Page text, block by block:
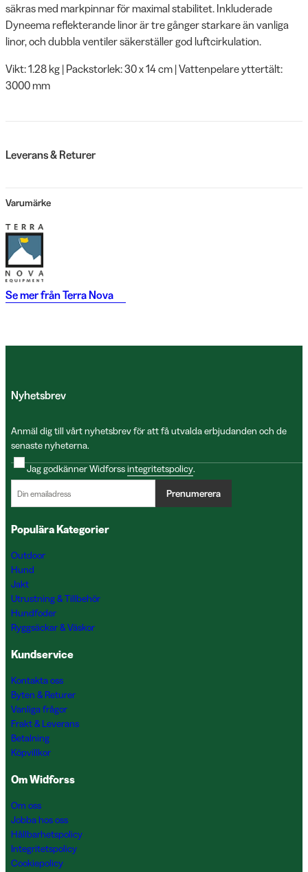
säkras med markpinnar för maximal stabilitet. Inkluderade
Dyneema reflekterande linor är tre gånger starkare än vanliga
linor, och dubbla ventiler säkerställer god luftcirkulation.
Vikt: 1.28 kg | Packstorlek: 30 x 14 cm | Vattenpelare yttertält:
3000 mm
Leverans & Returer
Varumärke
Se mer frånTerra Nova
Nyhetsbrev
Anmäl dig till vårt nyhetsbrev för att få utvalda erbjudanden och de
senaste nyheterna.
Jag godkänner Widforssintegritetspolicy.
Prenumerera
Populära Kategorier
Outdoor
Hund
Jakt
Utrustning & Tillbehör
Hundfoder
Ryggsäckar & Väskor
Kundservice
Kontakta oss
Byten & Returer
Vanliga frågor
Frakt & Leverans
Betalning
Köpvillkor
Om Widforss
Om oss
Jobba hos oss
Hållbarhetspolicy
Integritetspolicy
Cookiepolicy